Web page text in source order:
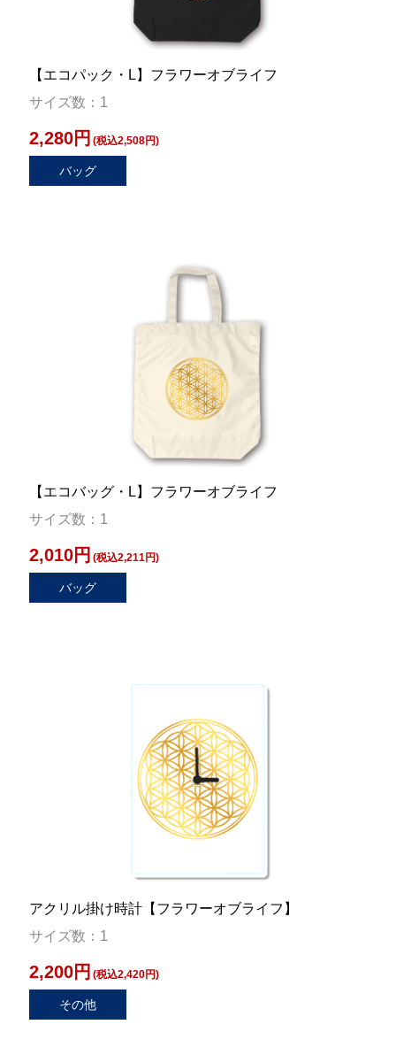
【エコパック・L】フラワーオブライフ
サイズ数：1
2,280円 (税込2,508円)
バッグ
【エコバッグ・L】フラワーオブライフ
サイズ数：1
2,010円 (税込2,211円)
バッグ
アクリル掛け時計【フラワーオブライフ】
サイズ数：1
2,200円 (税込2,420円)
その他